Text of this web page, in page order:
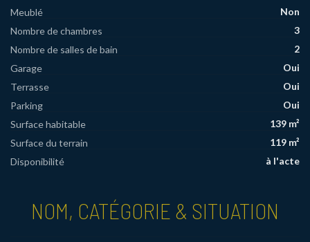
Meublé
Non
Nombre de chambres
3
Nombre de salles de bain
2
Garage
Oui
Terrasse
Oui
Parking
Oui
Surface habitable
139 m²
Surface du terrain
119 m²
Disponibilité
à l'acte
NOM, CATÉGORIE & SITUATION